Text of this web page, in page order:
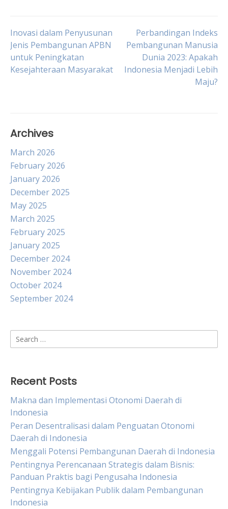
Post
navigation
Inovasi dalam Penyusunan
Jenis Pembangunan APBN
untuk Peningkatan
Kesejahteraan Masyarakat
Perbandingan Indeks
Pembangunan Manusia
Dunia 2023: Apakah
Indonesia Menjadi Lebih
Maju?
Archives
March 2026
February 2026
January 2026
December 2025
May 2025
March 2025
February 2025
January 2025
December 2024
November 2024
October 2024
September 2024
Search
for:
Recent Posts
Makna dan Implementasi Otonomi Daerah di
Indonesia
Peran Desentralisasi dalam Penguatan Otonomi
Daerah di Indonesia
Menggali Potensi Pembangunan Daerah di Indonesia
Pentingnya Perencanaan Strategis dalam Bisnis:
Panduan Praktis bagi Pengusaha Indonesia
Pentingnya Kebijakan Publik dalam Pembangunan
Indonesia